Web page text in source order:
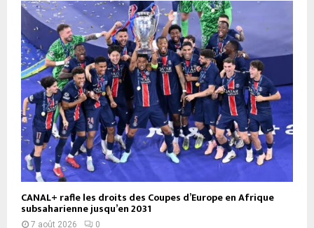
CANAL+ rafle les droits des Coupes d’Europe en Afrique
subsaharienne jusqu’en 2031
7 août 2026 0